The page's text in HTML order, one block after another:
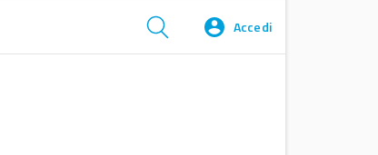
Accedi